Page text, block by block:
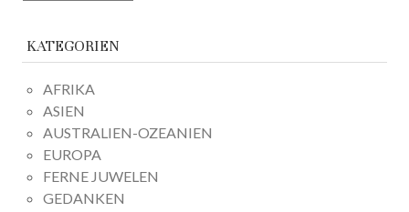
KATEGORIEN
AFRIKA
ASIEN
AUSTRALIEN-OZEANIEN
EUROPA
FERNE JUWELEN
GEDANKEN